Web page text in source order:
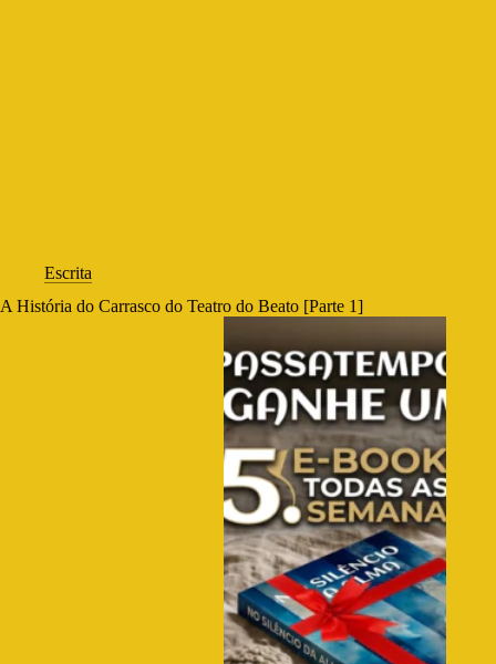
Escrita
A História do Carrasco do Teatro do Beato [Parte 1]